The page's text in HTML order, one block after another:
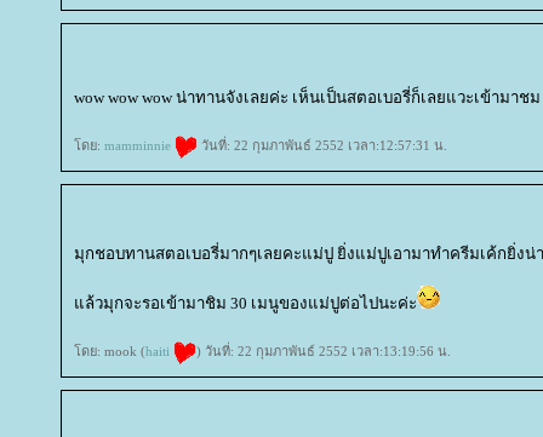
wow wow wow น่าทานจังเลยค่ะ เห็นเป็นสตอเบอรี่ก็เลยแวะเข้ามา
ดย: mamminnie วันที่: 22 กุมภาพันธ์ 2552 เวลา:12:57:31 น.
มุกชอบทานสตอเบอรี่มากๆเลยคะแม่ปู ยิ่งแม่ปูเอามาทำครีมเค้กยิ่งน่
ล้วมุกจะรอเข้ามาชิม 30 เมนูของแม่ปูต่อไปนะค่ะ
ดย: mook (haiti ) วันที่: 22 กุมภาพันธ์ 2552 เวลา:13:19:56 น.